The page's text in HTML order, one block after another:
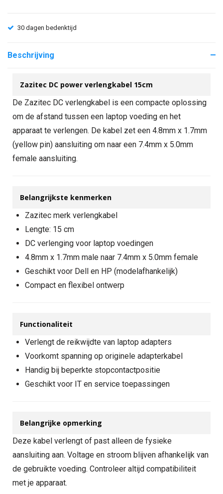
30 dagen bedenktijd
Beschrijving
Zazitec DC power verlengkabel 15cm
De Zazitec DC verlengkabel is een compacte oplossing
om de afstand tussen een laptop voeding en het
apparaat te verlengen. De kabel zet een 4.8mm x 1.7mm
(yellow pin) aansluiting om naar een 7.4mm x 5.0mm
female aansluiting.
Belangrijkste kenmerken
Zazitec merk verlengkabel
Lengte: 15 cm
DC verlenging voor laptop voedingen
4.8mm x 1.7mm male naar 7.4mm x 5.0mm female
Geschikt voor Dell en HP (modelafhankelijk)
Compact en flexibel ontwerp
Functionaliteit
Verlengt de reikwijdte van laptop adapters
Voorkomt spanning op originele adapterkabel
Handig bij beperkte stopcontactpositie
Geschikt voor IT en service toepassingen
Belangrijke opmerking
Deze kabel verlengt of past alleen de fysieke
aansluiting aan. Voltage en stroom blijven afhankelijk van
de gebruikte voeding. Controleer altijd compatibiliteit
met je apparaat.